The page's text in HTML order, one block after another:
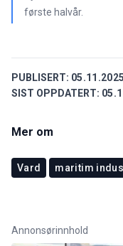
første halvår.
PUBLISERT:
SIST OPPDATERT:
Mer om
Vard maritim
Annonsørinnhold